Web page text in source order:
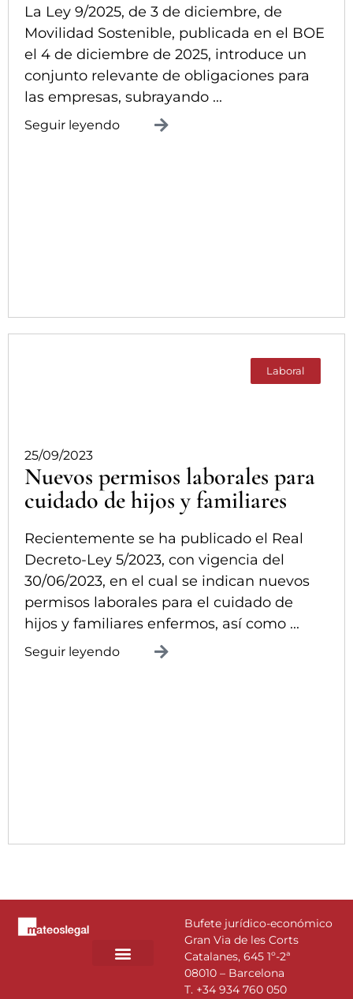
La Ley 9/2025, de 3 de diciembre, de
Movilidad Sostenible, publicada en el BOE
el 4 de diciembre de 2025, introduce un
conjunto relevante de obligaciones para
las empresas, subrayando ...
Seguir leyendo
Laboral
25/09/2023
Nuevos permisos laborales para
cuidado de hijos y familiares
Recientemente se ha publicado el Real
Decreto-Ley 5/2023, con vigencia del
30/06/2023, en el cual se indican nuevos
permisos laborales para el cuidado de
hijos y familiares enfermos, así como ...
Seguir leyendo
Bufete jurídico-económico
Gran Via de les Corts
Catalanes, 645 1º-2ª
08010 – Barcelona
T. +34 934 760 050